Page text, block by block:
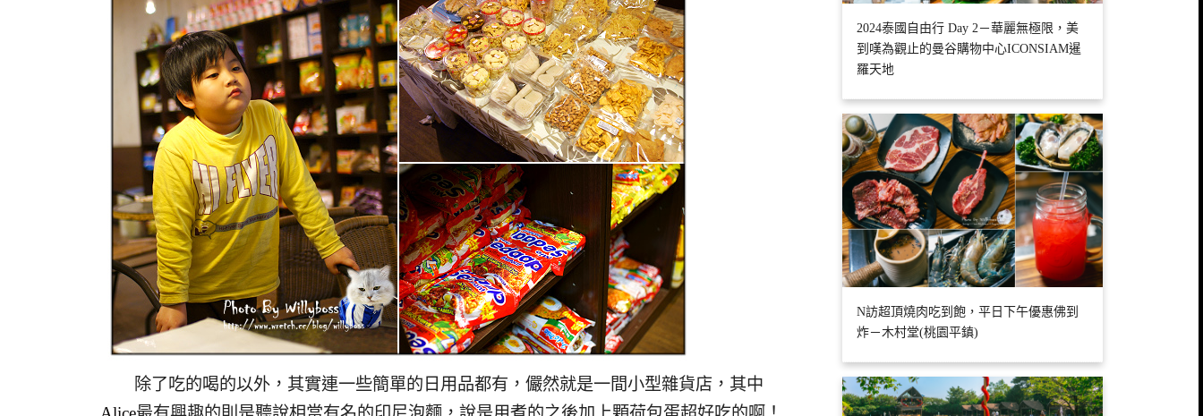
除了吃的喝的以外，其實連一些簡單的日用品都有，儼然就是一間小型雜貨店，其中
2024泰國自由行 Day 2－華麗無極限，美
到嘆為觀止的曼谷購物中心ICONSIAM暹
羅天地
N訪超頂燒肉吃到飽，平日下午優惠佛到
炸－木村堂(桃園平鎮)